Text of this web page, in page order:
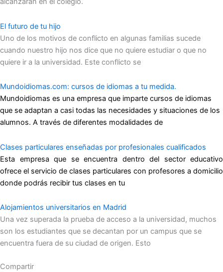
El futuro de tu hijo
Uno de los motivos de conflicto en algunas familias sucede
cuando nuestro hijo nos dice que no quiere estudiar o que no
quiere ir a la universidad. Este conflicto se
Mundoidiomas.com: cursos de idiomas a tu medida.
Mundoidiomas es una empresa que imparte cursos de idiomas
que se adaptan a casi todas las necesidades y situaciones de los
alumnos. A través de diferentes modalidades de
Clases particulares enseñadas por profesionales cualificados
Esta empresa que se encuentra dentro del sector educativo
ofrece el servicio de clases particulares con profesores a domicilio
donde podrás recibir tus clases en tu
Alojamientos universitarios en Madrid
Una vez superada la prueba de acceso a la universidad, muchos
son los estudiantes que se decantan por un campus que se
encuentra fuera de su ciudad de origen. Esto
Compartir